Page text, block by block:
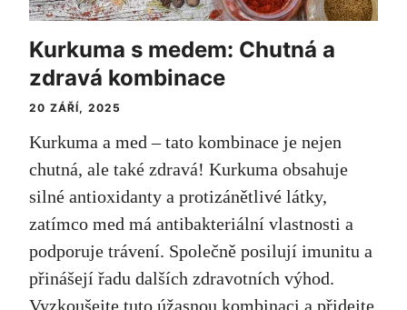
Kurkuma s medem: Chutná a
zdravá kombinace
20 ZÁŘÍ, 2025
Kurkuma a med – tato kombinace je nejen
chutná, ale také zdravá! Kurkuma obsahuje
silné antioxidanty a protizánětlivé látky,
zatímco med má antibakteriální vlastnosti a
podporuje trávení. Společně posilují imunitu a
přinášejí řadu dalších zdravotních výhod.
Vyzkoušejte tuto úžasnou kombinaci a přidejte